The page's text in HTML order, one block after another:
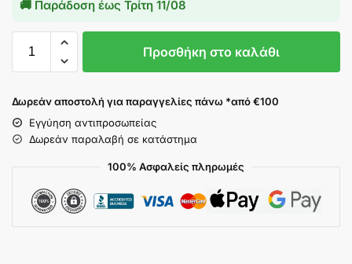
🚚 Παράδοση έως Τρίτη 11/08
Προσθήκη στο καλάθι
Δωρεάν αποστολή για παραγγελίες πάνω *από €100
Εγγύηση αντιπροσωπείας
Δωρεάν παραλαβή σε κατάστημα
100% Ασφαλείς πληρωμές